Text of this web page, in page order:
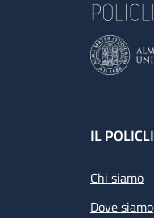
IL
Chi siamo
Dove siamo